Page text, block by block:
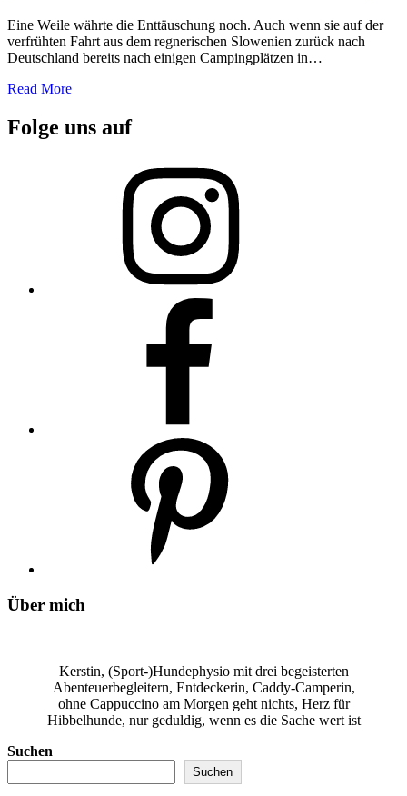
Eine Weile währte die Enttäuschung noch. Auch wenn sie auf der
verfrühten Fahrt aus dem regnerischen Slowenien zurück nach
Deutschland bereits nach einigen Campingplätzen in…
Read More
Folge uns auf
Über mich
Kerstin, (Sport-)Hundephysio mit drei begeisterten
Abenteuerbegleitern, Entdeckerin, Caddy-Camperin,
ohne Cappuccino am Morgen geht nichts, Herz für
Hibbelhunde, nur geduldig, wenn es die Sache wert ist
Suchen
Suchen